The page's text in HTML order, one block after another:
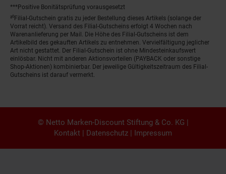
***Positive Bonitätsprüfung vorausgesetzt
²⁰Filial-Gutschein gratis zu jeder Bestellung dieses Artikels (solange der
Vorrat reicht). Versand des Filial-Gutscheins erfolgt 4 Wochen nach
Warenanlieferung per Mail. Die Höhe des Filial-Gutscheins ist dem
Artikelbild des gekauften Artikels zu entnehmen. Vervielfältigung jeglicher
Art nicht gestattet. Der Filial-Gutschein ist ohne Mindesteinkaufswert
einlösbar. Nicht mit anderen Aktionsvorteilen (PAYBACK oder sonstige
Shop-Aktionen) kombinierbar. Der jeweilige Gültigkeitszeitraum des Filial-
Gutscheins ist darauf vermerkt.
© Netto Marken-Discount Stiftung & Co. KG |
Kontakt | Datenschutz | Impressum